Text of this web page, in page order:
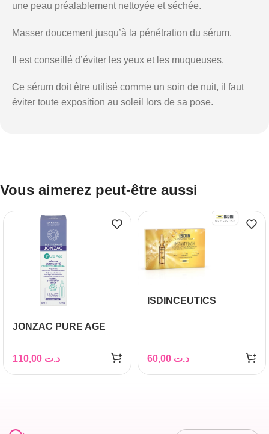
une peau préalablement nettoyée et séchée.
Masser doucement jusqu’à la pénétration du sérum.
Il est conseillé d’éviter les yeux et les muqueuses.
Ce sérum doit être utilisé comme un soin de nuit, il faut
éviter toute exposition au soleil lors de sa pose.
Vous aimerez peut-être aussi
JONZAC PURE AGE
30ML
د.ت
ISDINCEUTICS
د.ت